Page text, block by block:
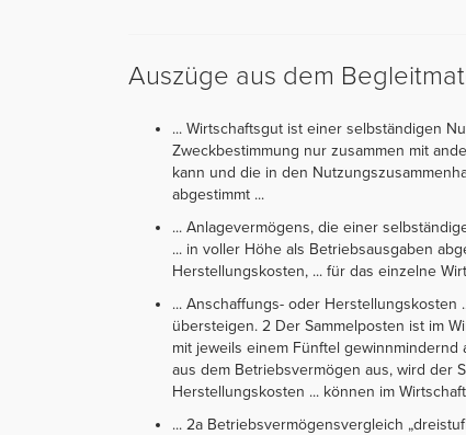
Auszüge aus dem
... Wirtschaftsgut ist einer selbständigen
Zweckbestimmung nur zusammen mit
kann und die in den
abgestimmt ...
... Anlagevermögens, die einer
... in voller Höhe als Betriebsausgaben
Herstellungskosten, ... für das einzelne
... Anschaffungs- oder
übersteigen. 2 Der Sammelposten ist im
mit jeweils einem Fünftel gewinnmindernd
aus dem Betriebsvermögen aus, wird der
Herstellungskosten ... können im
... 2a Betriebsvermögensvergleich